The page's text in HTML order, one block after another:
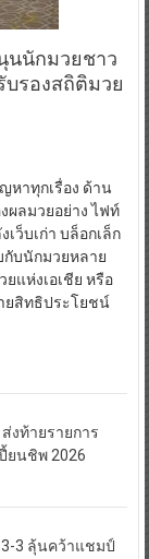
นนักมวยชาว
บรองสถิติมวย
าทุกเรื่อง ด้าน
ผลมวยอย่าง ไฟท์
ว็บเก่า บล็อกเล็ก
บนักมวยหลาย
แห่งเอเชีย หรือ
ยสิทธิประโยชน์
งท้ายรายการ
ยนชิพ 2026
3-3 ลุ้นคว้าแชมป์